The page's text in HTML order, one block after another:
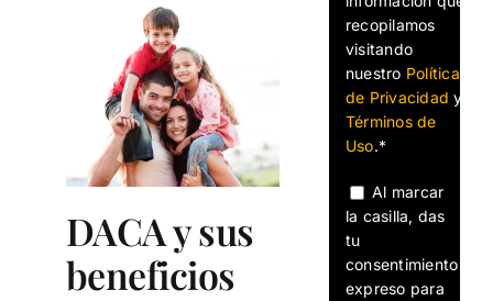
DACA y sus
beneficios
recopilamos
visitando
nuestro Política
de Privacidad y
Términos de
Uso.*
Al marcar
la casilla, das
tu
consentimiento
expreso para